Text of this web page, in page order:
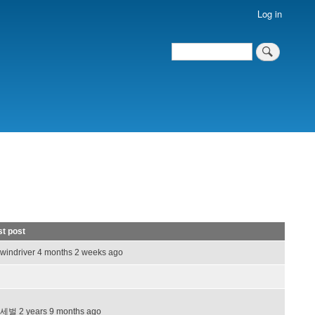
Log in
Search
Search
post
windriver 4 months 2 weeks ago
세벌 2 years 9 months ago